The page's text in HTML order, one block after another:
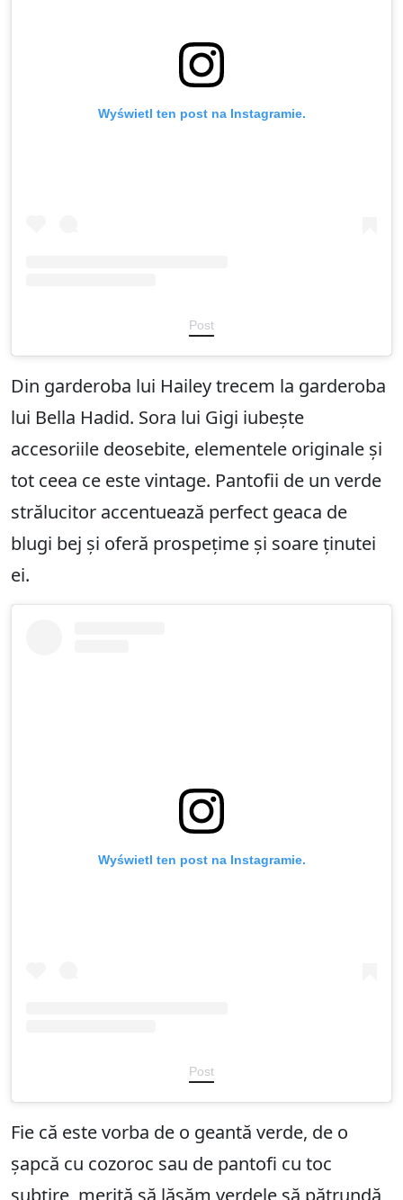
Wyświetl ten post na Instagramie.
Post
Din garderoba lui Hailey trecem la garderoba
lui Bella Hadid. Sora lui Gigi iubește
accesoriile deosebite, elementele originale și
tot ceea ce este vintage. Pantofii de un verde
strălucitor accentuează perfect geaca de
blugi bej și oferă prospețime și soare ținutei
ei.
Wyświetl ten post na Instagramie.
Post
Fie că este vorba de o geantă verde, de o
șapcă cu cozoroc sau de pantofi cu toc